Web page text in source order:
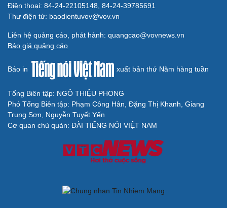
Điện thoại: 84-24-22105148, 84-24-39785691
Thư điện tử: baodientuvov@vov.vn
Liên hệ quảng cáo, phát hành: quangcao@vovnews.vn
Báo giá quảng cáo
Báo in xuất bản thứ Năm hàng tuần
Tổng Biên tập: NGÔ THIỆU PHONG
Phó Tổng Biên tập: Phạm Công Hân, Đặng Thị Khanh, Giang
Trung Sơn, Nguyễn Tuyết Yến
Cơ quan chủ quản: ĐÀI TIẾNG NÓI VIỆT NAM